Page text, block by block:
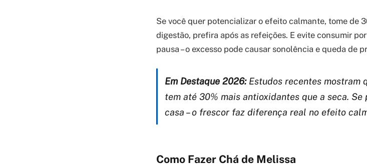
Se você quer potencializar o efeito calmante, tome de
digestão, prefira após as refeições. E evite consumir
pausa – o excesso pode causar sonolência e queda de
Em Destaque 2026:Estudos recentes mostram
tem até 30% mais antioxidantes que a seca. Se
casa – o frescor faz diferença real no efeito
Como Fazer Chá de Melissa